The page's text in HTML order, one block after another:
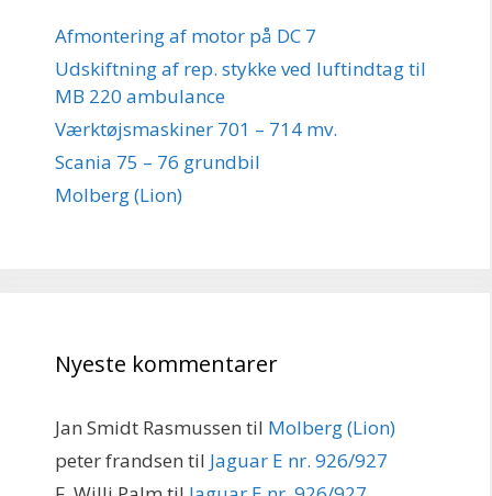
Afmontering af motor på DC 7
Udskiftning af rep. stykke ved luftindtag til
MB 220 ambulance
Værktøjsmaskiner 701 – 714 mv.
Scania 75 – 76 grundbil
Molberg (Lion)
Nyeste kommentarer
Jan Smidt Rasmussen til Molberg (Lion)
peter frandsen til Jaguar E nr. 926/927